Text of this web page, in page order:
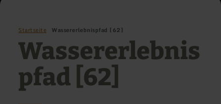
Startseite Wassererlebnispfad [62]
Wassererlebnis
pfad [62]